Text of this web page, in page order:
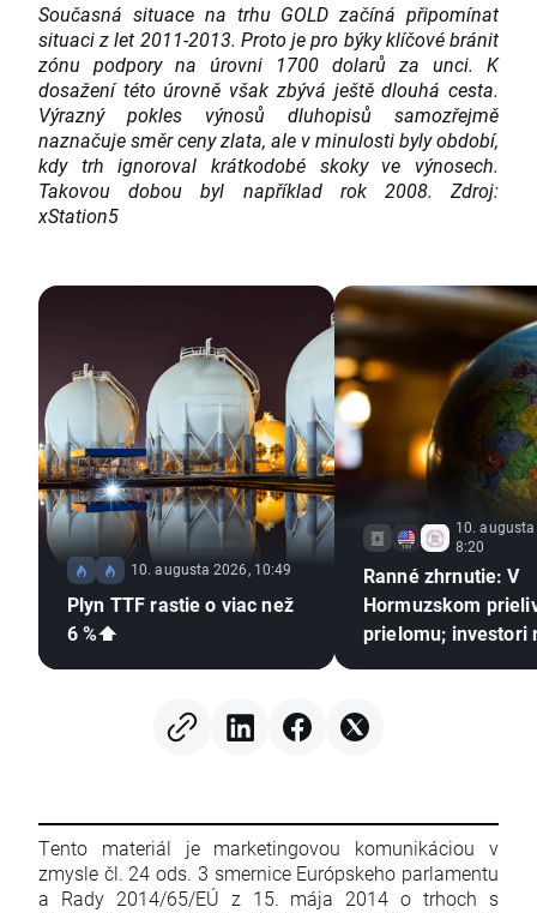
Současná situace na trhu GOLD začíná připomínat
situaci z let 2011-2013. Proto je pro býky klíčové bránit
zónu podpory na úrovni 1700 dolarů za unci. K
dosažení této úrovně však zbývá ještě dlouhá cesta.
Výrazný pokles výnosů dluhopisů samozřejmě
naznačuje směr ceny zlata, ale v minulosti byly období,
kdy trh ignoroval krátkodobé skoky ve výnosech.
Takovou dobou byl například rok 2008. Zdroj:
xStation5
10. augusta 2026, 10:49
Plyn TTF rastie o viac než
6 %⬆️
10.
8:20
Ranné zhrnutie: V
Hormuzskom
prielomu; investori
Tento materiál je marketingovou komunikáciou v
zmysle čl. 24 ods. 3 smernice Európskeho parlamentu
a Rady 2014/65/EÚ z 15. mája 2014 o trhoch s